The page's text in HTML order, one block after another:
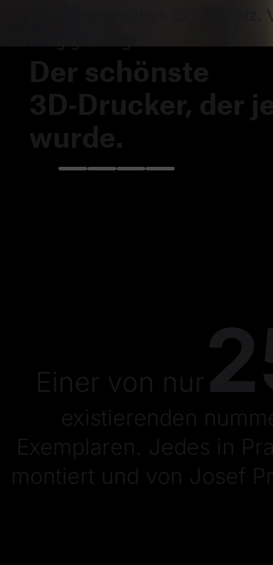
jahrhundertealtes Eichenholz.
Der schönste
3D‑Drucker, der
wurde.
Einer von nur
existierenden
Exemplaren. Jedes in
montiert und von Josef